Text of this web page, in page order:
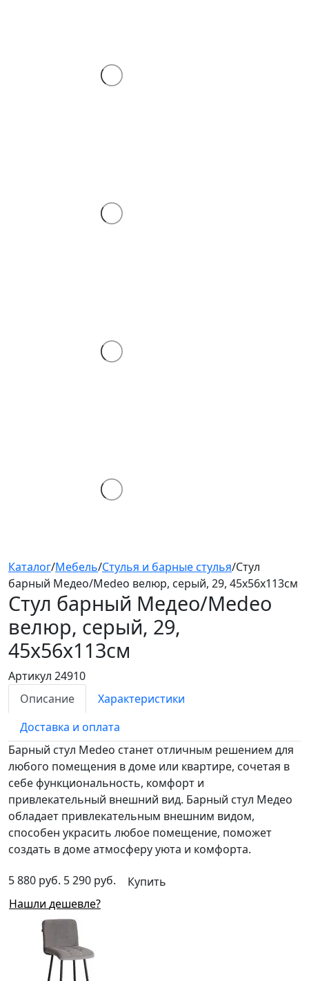
Каталог/Мебель/Стулья и барные стулья/Стул
барный Медео/Medeo велюр, серый, 29, 45х56х113см
Стул барный Медео/Medeo
велюр, серый, 29,
45х56х113см
Артикул 24910
Описание
Характеристики
Доставка и оплата
Барный cтул Medeo станет отличным решением для
любого помещения в доме или квартире, сочетая в
себе функциональность, комфорт и
привлекательный внешний вид. Барный cтул Медео
обладает привлекательным внешним видом,
способен украсить любое помещение, поможет
создать в доме атмосферу уюта и комфорта.
5 880 руб. 5 290 руб.
Купить
Нашли дешевле?